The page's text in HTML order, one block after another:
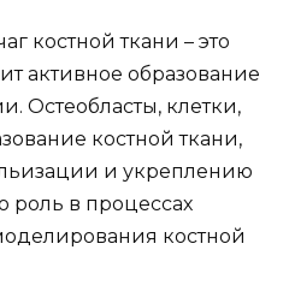
костной ткани – это
активное образование
Остеобласты, клетки,
костной ткани,
и укреплению
роль в процессах
костной